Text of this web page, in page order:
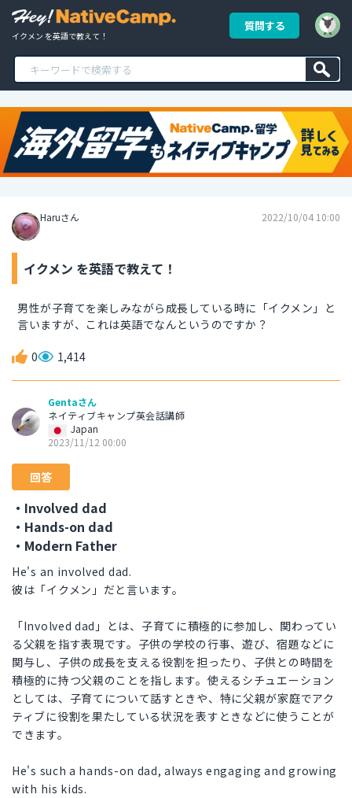
イクメン を英語で教えて！
質問する
Haruさん 2022/10/04 10:00
イクメン を英語で教えて！
男性が子育てを楽しみながら成長している時に「イクメン」と
言いますが、これは英語でなんというのですか？
0 1,414
Gentaさん
ネイティブキャンプ英会話講師
Japan
2023/11/12 00:00
回答
・Involved dad
・Hands-on dad
・Modern Father
He's an involved dad.
彼は「イクメン」だと言います。
「Involved dad」とは、子育てに積極的に参加し、関わってい
る父親を指す表現です。子供の学校の行事、遊び、宿題などに
関与し、子供の成長を支える役割を担ったり、子供との時間を
積極的に持つ父親のことを指します。使えるシチュエーション
としては、子育てについて話すときや、特に父親が家庭でアク
ティブに役割を果たしている状況を表すときなどに使うことが
できます。
He's such a hands-on dad, always engaging and growing
with his kids.